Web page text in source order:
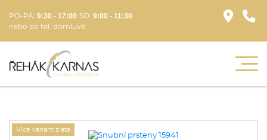
PO-PÁ: 9:30 - 17:00 SO: 9:00 - 11:30
nebo po tel. domluvě
Více variant zlata